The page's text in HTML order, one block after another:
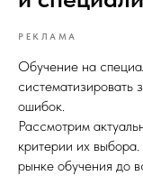
РЕКЛАМА
Обучение на
систематизировать
ошибок.
Рассмотрим
критерии их
рынке обучения до